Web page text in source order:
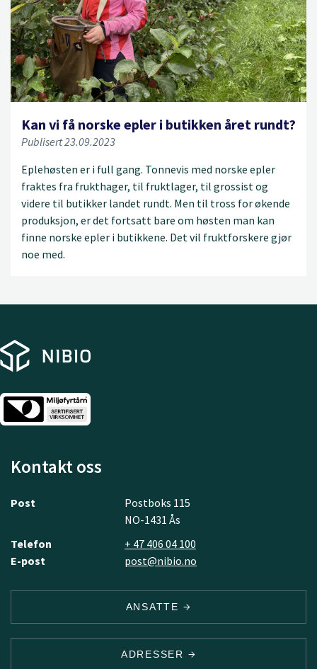
Kan vi få norske epler i butikken året rundt?
Publisert 23.09.2023
Eplehøsten er i full gang. Tonnevis med norske epler
fraktes fra frukthager, til fruktlager, til grossist og
videre til butikker landet rundt. Men til tross for økende
produksjon, er det fortsatt bare om høsten man kan
finne norske epler i butikkene. Det vil fruktforskere gjør
noe med.
Kontakt oss
Post
Postboks 115
NO-1431 Ås
Telefon
+ 47 406 04 100
E-post
post@nibio.no
ANSATTE
ADRESSER